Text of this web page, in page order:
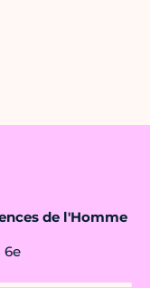
de l'Homme
6e